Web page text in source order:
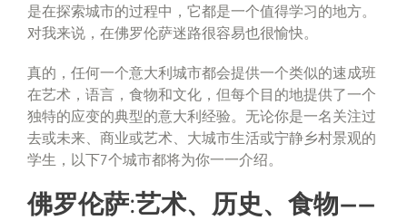
是在探索城市的过程中，它都是一个值得学习的地方。
对我来说，在佛罗伦萨迷路很容易也很愉快。
真的，任何一个意大利城市都会提供一个类似的速成班
在艺术，语言，食物和文化，但每个目的地提供了一个
独特的应变的典型的意大利经验。无论你是一名关注过
去或未来、商业或艺术、大城市生活或宁静乡村景观的
学生，以下7个城市都将为你一一介绍。
佛罗伦萨:艺术、历史、食物——